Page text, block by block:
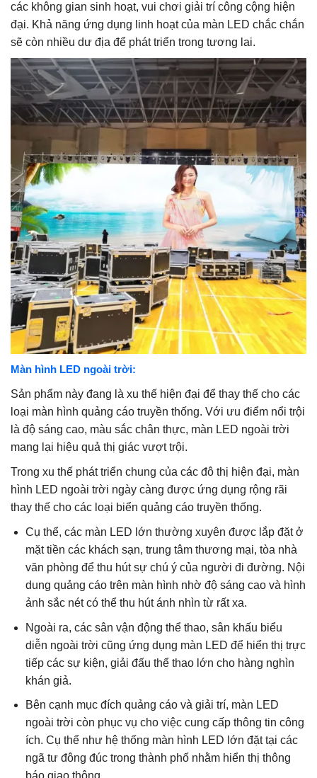
các không gian sinh hoạt, vui chơi giải trí công cộng hiện
đại. Khả năng ứng dụng linh hoạt của màn LED chắc chắn
sẽ còn nhiều dư địa để phát triển trong tương lai.
Màn hình LED ngoài trời:
Sản phẩm này đang là xu thế hiện đại để thay thế cho các
loại màn hình quảng cáo truyền thống. Với ưu điểm nổi trội
là độ sáng cao, màu sắc chân thực, màn LED ngoài trời
mang lại hiệu quả thị giác vượt trội.
Trong xu thế phát triển chung của các đô thị hiện đại, màn
hình LED ngoài trời ngày càng được ứng dụng rộng rãi
thay thế cho các loại biển quảng cáo truyền thống.
Cụ thể, các màn LED lớn thường xuyên được lắp đặt ở
mặt tiền các khách sạn, trung tâm thương mại, tòa nhà
văn phòng để thu hút sự chú ý của người đi đường. Nội
dung quảng cáo trên màn hình nhờ độ sáng cao và hình
ảnh sắc nét có thể thu hút ánh nhìn từ rất xa.
Ngoài ra, các sân vận động thể thao, sân khấu biểu
diễn ngoài trời cũng ứng dụng màn LED để hiển thị trực
tiếp các sự kiện, giải đấu thể thao lớn cho hàng nghìn
khán giả.
Bên cạnh mục đích quảng cáo và giải trí, màn LED
ngoài trời còn phục vụ cho việc cung cấp thông tin công
ích. Cụ thể như hệ thống màn hình LED lớn đặt tại các
ngã tư đông đúc trong thành phố nhằm hiển thị thông